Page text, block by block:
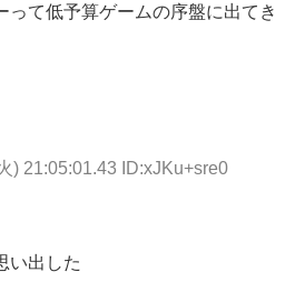
って低予算ゲームの序盤に出てき
) 21:05:01.43 ID:xJKu+sre0
い出した